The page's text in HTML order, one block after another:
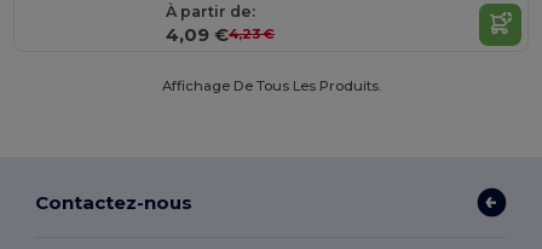
À partir de:
4,09 €4,23 €
Affichage De Tous Les Produits.
Contactez-nous